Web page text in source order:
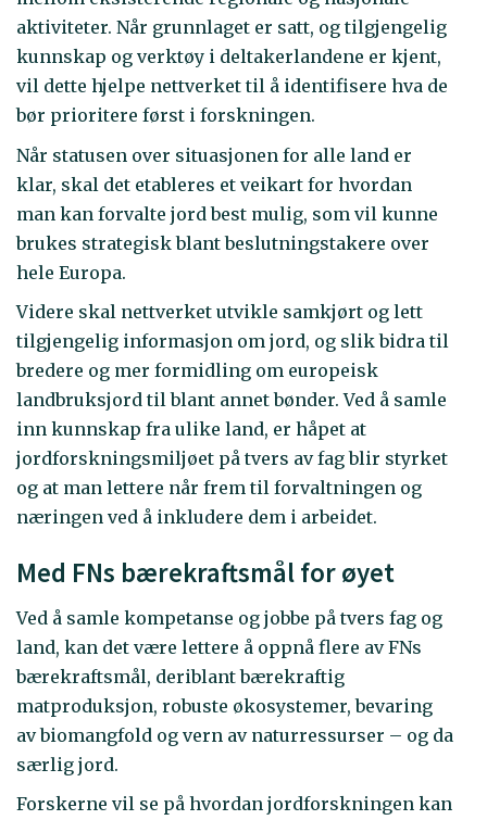
aktiviteter. Når grunnlaget er satt, og tilgjengelig
kunnskap og verktøy i deltakerlandene er kjent,
vil dette hjelpe nettverket til å identifisere hva de
bør prioritere først i forskningen.
Når statusen over situasjonen for alle land er
klar, skal det etableres et veikart for hvordan
man kan forvalte jord best mulig, som vil kunne
brukes strategisk blant beslutningstakere over
hele Europa.
Videre skal nettverket utvikle samkjørt og lett
tilgjengelig informasjon om jord, og slik bidra til
bredere og mer formidling om europeisk
landbruksjord til blant annet bønder. Ved å samle
inn kunnskap fra ulike land, er håpet at
jordforskningsmiljøet på tvers av fag blir styrket
og at man lettere når frem til forvaltningen og
næringen ved å inkludere dem i arbeidet.
Med FNs bærekraftsmål for øyet
Ved å samle kompetanse og jobbe på tvers fag og
land, kan det være lettere å oppnå flere av FNs
bærekraftsmål, deriblant bærekraftig
matproduksjon, robuste økosystemer, bevaring
av biomangfold og vern av naturressurser – og da
særlig jord.
Forskerne vil se på hvordan jordforskningen kan